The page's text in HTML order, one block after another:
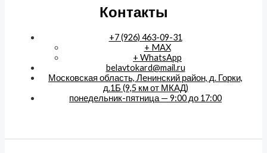
Контакты
+7 (926) 463-09-31
+ MAX
+ WhatsApp
belavtokard@mail.ru
Московская область, Ленинский район, д. Горки,
д.1Б (9,5 км от МКАД)
понедельник-пятница — 9:00 до 17:00